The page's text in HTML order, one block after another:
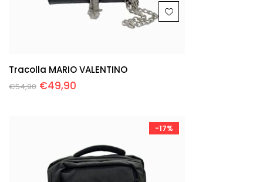
Tracolla MARIO VALENTINO
€54,90 €49,90
-17%